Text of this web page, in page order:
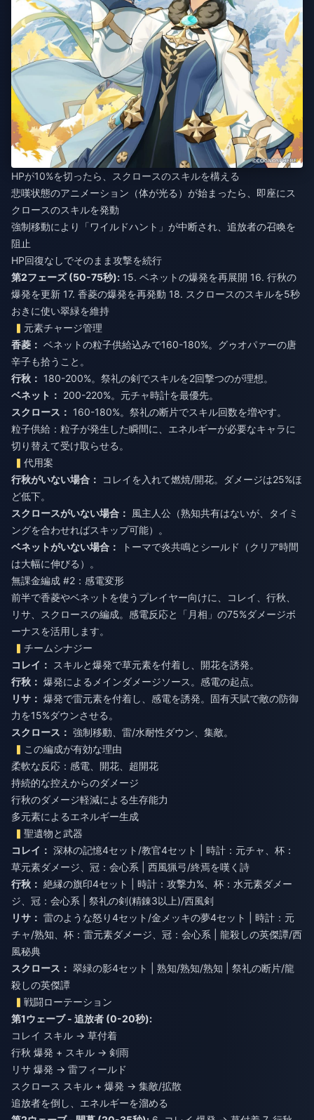
HPが10%を切ったら、スクロースのスキルを構える
悲嘆状態のアニメーション（体が光る）が始まったら、即座にス
クロースのスキルを発動
強制移動により「ワイルドハント」が中断され、追放者の召喚を
阻止
HP回復なしでそのまま攻撃を続行
第2フェーズ (50-75秒): 15. ベネットの爆発を再展開 16. 行秋の
爆発を更新 17. 香菱の爆発を再発動 18. スクロースのスキルを5秒
おきに使い翠緑を維持
元素チャージ管理
香菱： ベネットの粒子供給込みで160-180%。グゥオパァーの唐
辛子も拾うこと。
行秋： 180-200%。祭礼の剣でスキルを2回撃つのが理想。
ベネット： 200-220%。元チャ時計を最優先。
スクロース： 160-180%。祭礼の断片でスキル回数を増やす。
粒子供給：粒子が発生した瞬間に、エネルギーが必要なキャラに
切り替えて受け取らせる。
代用案
行秋がいない場合：
コレイを入れて燃焼/開花。ダメージは25%ほ
ど低下。
スクロースがいない場合：
風主人公（熟知共有はないが、タイミ
ングを合わせればスキップ可能）。
ベネットがいない場合：
トーマで炎共鳴とシールド（クリア時間
は大幅に伸びる）。
無課金編成 #2：感電変形
前半で香菱やベネットを使うプレイヤー向けに、コレイ、行秋、
リサ、スクロースの編成。感電反応と「月相」の75%ダメージボ
ーナスを活用します。
チームシナジー
コレイ：
スキルと爆発で草元素を付着し、開花を誘発。
行秋： 爆発によるメインダメージソース。感電の起点。
リサ： 爆発で雷元素を付着し、感電を誘発。固有天賦で敵の防御
力を15%ダウンさせる。
スクロース： 強制移動、雷/水耐性ダウン、集敵。
この編成が有効な理由
柔軟な反応：感電、開花、超開花
持続的な控えからのダメージ
行秋のダメージ軽減による生存能力
多元素によるエネルギー生成
聖遺物と武器
コレイ： 深林の記憶4セット/教官4セット | 時計：元チャ、杯：
草元素ダメージ、冠：会心系 | 西風猟弓/終焉を嘆く詩
行秋： 絶縁の旗印4セット | 時計：攻撃力%、杯：水元素ダメー
ジ、冠：会心系 | 祭礼の剣(精錬3以上)/西風剣
リサ： 雷のような怒り4セット/金メッキの夢4セット | 時計：元
チャ/熟知、杯：雷元素ダメージ、冠：会心系 | 龍殺しの英傑譚/西
風秘典
スクロース： 翠緑の影4セット | 熟知/熟知/熟知 | 祭礼の断片/龍
殺しの英傑譚
戦闘ローテーション
第1ウェーブ - 追放者 (0-20秒):
コレイ スキル → 草付着
行秋 爆発 + スキル → 剣雨
リサ 爆発 → 雷フィールド
スクロース スキル + 爆発 → 集敵/拡散
追放者を倒し、エネルギーを溜める